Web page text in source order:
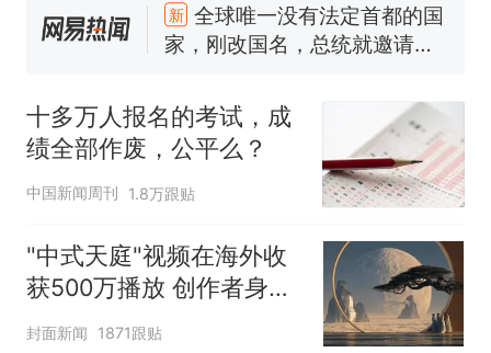
新 全球唯一没有法定首都的国
家，刚改国名，总统就邀请中
线一圈，还曾两次到中国寻根
5060元才肯搬上楼！女子傻眼
了……
视频丨只要一枚命中就能让航
母瘫痪 轰-6J实力有多强？
空调24小时开着反而更省电？
佛山一中学招聘物理教师，笔
试前13名均遭淘汰？教育局：
已叫停招聘，成立调查组全面
十多万人报名的考试，成绩
全部作废，公平么？
十多万人报名的考试，成
绩全部作废，公平么？
中国新闻周刊 1.8万跟贴
"中式天庭"视频在海外收
获500万播放 创作者身份
披露
封面新闻 1871跟贴